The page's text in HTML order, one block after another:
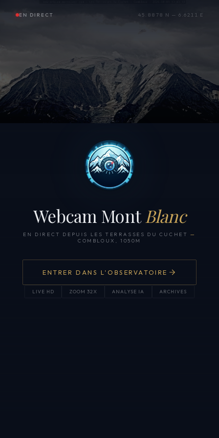
EN DIRECT 45.8878 N — 6.6211 E
Webcam Mont Blanc
EN DIRECT DEPUIS LES TERRASSES DU CUCHET —
COMBLOUX, 1050M
ENTRER DANS L'OBSERVATOIRE
LIVE HD ZOOM 32X ANALYSE IA ARCHIVES